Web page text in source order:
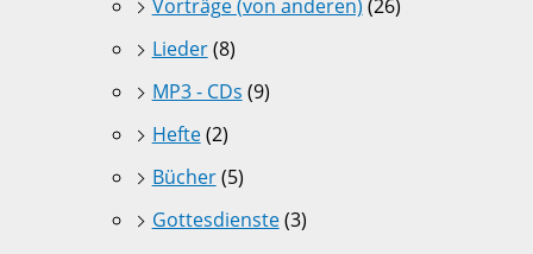
Vorträge (von anderen) (26)
Lieder(8)
MP3 - CDs (9)
Hefte(2)
Bücher(5)
Gottesdienste(3)